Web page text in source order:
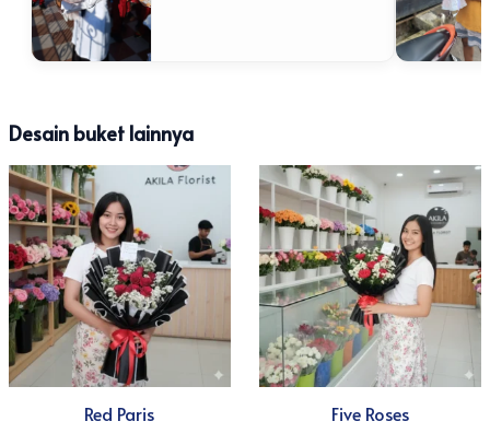
Desain buket lainnya
Red Paris Five Roses